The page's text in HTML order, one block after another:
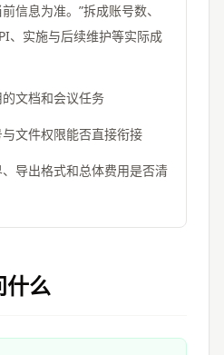
信息为准。”拆成账号数、
、实施与后续维护等实际成
文档和会议任务
文件权限能否直接衔接
导出格式和总体费用是否清
什么